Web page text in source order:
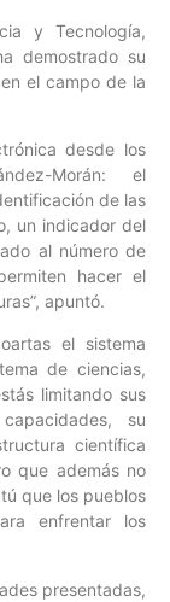
y Tecnología,
demostrado su
el campo de la
desde los
Morán: el
de las
un indicador del
al número de
hacer el
apuntó.
el sistema
de ciencias,
limitando sus
su
científica
que además no
que los pueblos
enfrentar los
presentadas,